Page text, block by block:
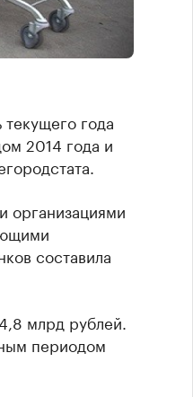
года
2014 года и
организациями
составила
млрд рублей.
периодом